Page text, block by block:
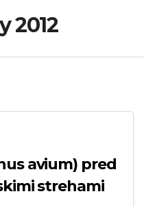
2012
avium) pred
strehami